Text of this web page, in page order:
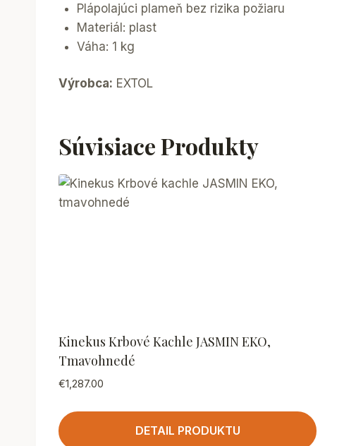
Plápolajúci plameň bez rizika požiaru
Materiál: plast
Váha: 1 kg
Výrobca: EXTOL
Súvisiace Produkty
Kinekus Krbové Kachle JASMIN EKO,
Tmavohnedé
€1,287.00
DETAIL PRODUKTU